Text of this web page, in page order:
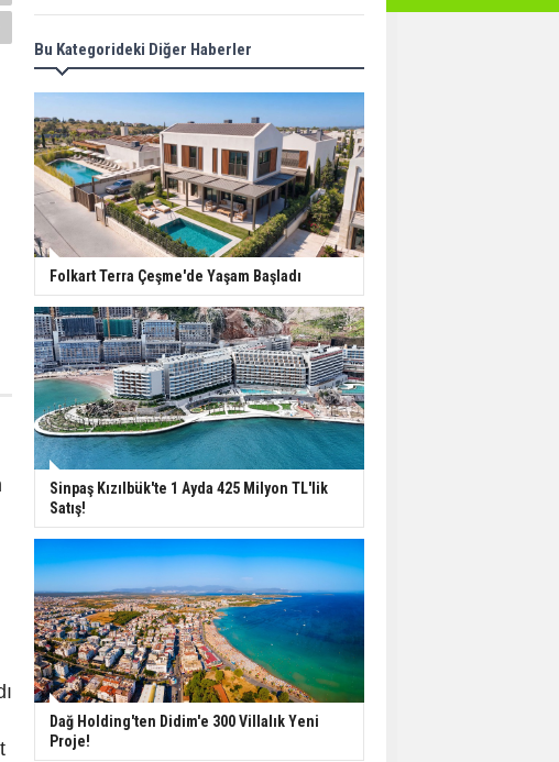
ABD'de Konut Kredisi
Faizi Son Bir Yılın En
TOKİ 51 İlde 540 Konut
ve İş Yerini Satışa
Sunuyor
Yatırımcıların Bina Tercihi
Değişiyor: Dijital Altyapı
Öne Çıkıyor
TOKİ'nin Kiralık Sosyal
Konut Modeli Kiraları
Düşürür Mü?
İkinci El Konut Fiyatları
İspanya'da Bir Yılda
Konut Satışları Güçlü
Seyrini Korudu Yabancıya
Satış Geriledi
Bu Kategorideki Diğer Haberler
Folkart Terra Çeşme'de Yaşam Başladı
Sinpaş Kızılbük'te 1 Ayda 425 Milyon TL'lik
Satış!
Dağ Holding'ten Didim'e 300 Villalık Yeni
Proje!